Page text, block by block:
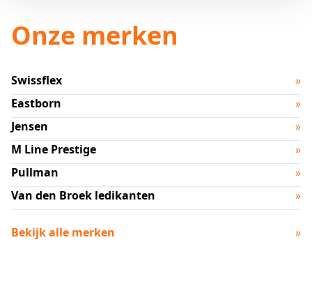
Onze merken
Swissflex
»
Eastborn
»
Jensen
»
M Line Prestige
»
Pullman
»
Van den Broek ledikanten
»
Bekijk alle merken »